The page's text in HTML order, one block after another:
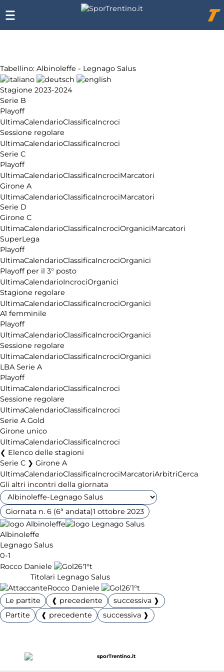
Tabellino: Albinoleffe - Legnago Salus
Stagione 2023-2024
Serie B
Playoff
UltimaCalendarioClassificaIncroci
Sessione regolare
UltimaCalendarioClassificaIncroci
Serie C
Playoff
UltimaCalendarioClassificaIncrociMarcatori
Girone A
UltimaCalendarioClassificaIncrociMarcatori
Serie D
Girone C
UltimaCalendarioClassificaIncrociOrganiciMarcatori
SuperLega
Playoff
UltimaCalendarioClassificaIncrociOrganici
Playoff per il 3° posto
UltimaCalendarioIncrociOrganici
Stagione regolare
UltimaCalendarioClassificaIncrociOrganici
A1 femminile
Playoff
UltimaCalendarioClassificaIncrociOrganici
Sessione regolare
UltimaCalendarioClassificaIncrociOrganici
LBA Serie A
Playoff
UltimaCalendarioClassificaIncroci
Sessione regolare
UltimaCalendarioClassificaIncroci
Serie A Gold
Girone unico
UltimaCalendarioClassificaIncroci
Elenco delle stagioni
Serie C ❯ Girone A
UltimaCalendarioClassificaIncrociMarcatoriArbitriCerca
Gli altri incontri della giornata
Giornata n. 6 (6ª andata)1 ottobre 2023
Albinoleffe
Legnago Salus
0-1
Rocco Daniele
26'1°t
Titolari Legnago Salus
Rocco Daniele
26'1°t
Le partite
❰ precedente
successiva ❱
Partite
❰ precedente successiva ❱
Chi
siamo
Affiliazione